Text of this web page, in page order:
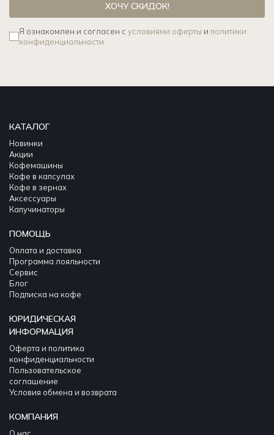
ХОЧУ СКИДОК!
Я ознакомлен и согласен с условиями оферты и политики
конфиденциальности
КАТАЛОГ
Новинки
Акции
Кофемашины
Кофе в капсулах
Кофе в зернах
Аксессуары
Капучинаторы
ПОМОЩЬ
Оплата и доставка
Программа лояльности
Сервис
Блог
Подписка на кофе
ЮРИДИЧЕСКАЯ
ИНФОРМАЦИЯ
Оферта и политика
конфиденциальности
Пользовательское
соглашение
Условия обмена и возврата
КОМПАНИЯ